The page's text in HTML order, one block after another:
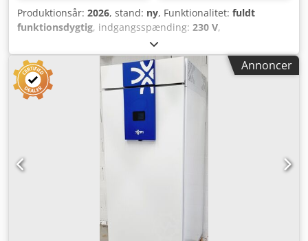
Produktionsår: 2026, stand: ny, Funktionalitet: fuldt
funktionsdygtig, indgangsspænding: 230 V,
, DGUV-certificeret indtil:
type indgangsstrøm:Klimaanlæg, garantiperiode:24
måneder
, maskine/køretøjsnummer:2026
, NYT
Gæringsstop-apparat EVOX 901 N NYT til plader 600 x 800
og 400 x 600 mm Temperatur fra -5° til +35°C maks.
Luftfugtighed op til 90 % for optimal dejhåndtering Dcjdpfx
Ajzk S I Secpek Touch-styring Indvendige og udvendige
vægge i rustfrit stål Tilslutning 230 V kun hos os, DGUV V3-
testet Mål: 810 x 1045 x 2150 mm, BxDxH NYT apparat og
SAB-testet Kom og besøg os!
Annoncer